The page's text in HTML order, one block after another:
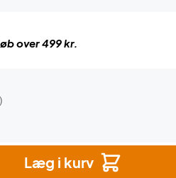
over 499 kr.
Læg i kurv